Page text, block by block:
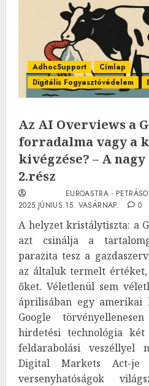
AdhocSupport
Címlap
Digitális Fogyasztóvédelem
Az AI Overviews a
forradalma vagy a
kivégzése? – A
2.rész
EUROASTRA -
2025.JÚNIUS.15. VASÁRNAP.
0
A helyzet kristálytiszta: a
azt csinálja a
parazita tesz a
az általuk termelt
őket. Véletlenül sem
áprilisában egy amerikai
Google
hirdetési technológia
feldarabolási veszéllyel
Digital Markets Act-je
versenyhatóságok